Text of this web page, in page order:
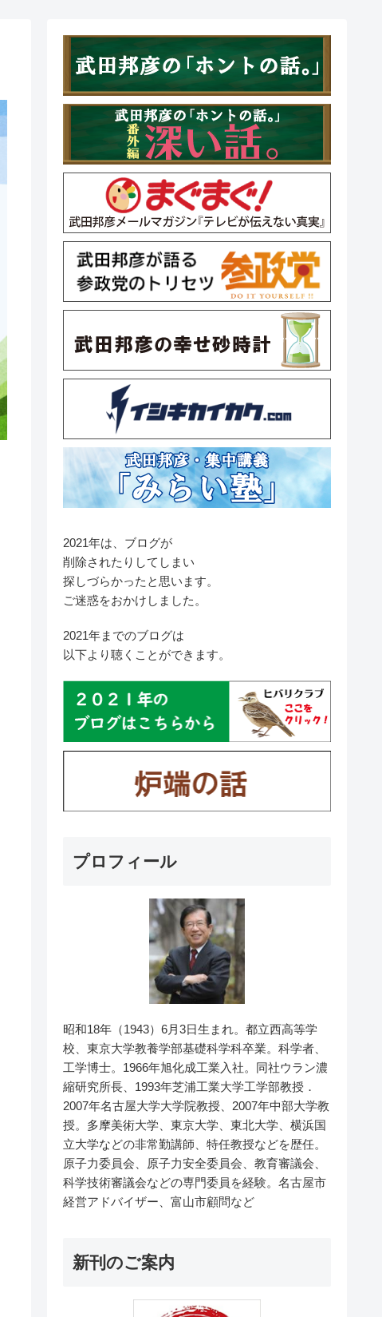
2021年は、ブログが
削除されたりしてしまい
探しづらかったと思います。
ご迷惑をおかけしました。
2021年までのブログは
以下より聴くことができます。
プロフィール
昭和18年（1943）6月3日生まれ。都立西高等学
校、東京大学教養学部基礎科学科卒業。科学者、
工学博士。1966年旭化成工業入社。同社ウラン濃
縮研究所長、1993年芝浦工業大学工学部教授．
2007年名古屋大学大学院教授、2007年中部大学教
授。多摩美術大学、東京大学、東北大学、横浜国
立大学などの非常勤講師、特任教授などを歴任。
原子力委員会、原子力安全委員会、教育審議会、
科学技術審議会などの専門委員を経験。名古屋市
経営アドバイザー、富山市顧問など
新刊のご案内